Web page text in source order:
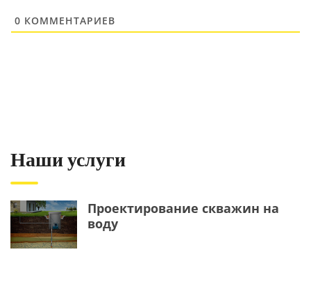
0 КОММЕНТАРИЕВ
Наши услуги
Проектирование скважин на
воду